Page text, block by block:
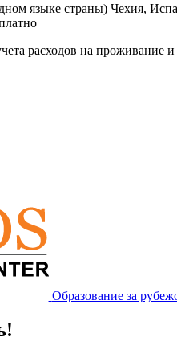
языке страны) Чехия,
расходов на проживание
Образование за